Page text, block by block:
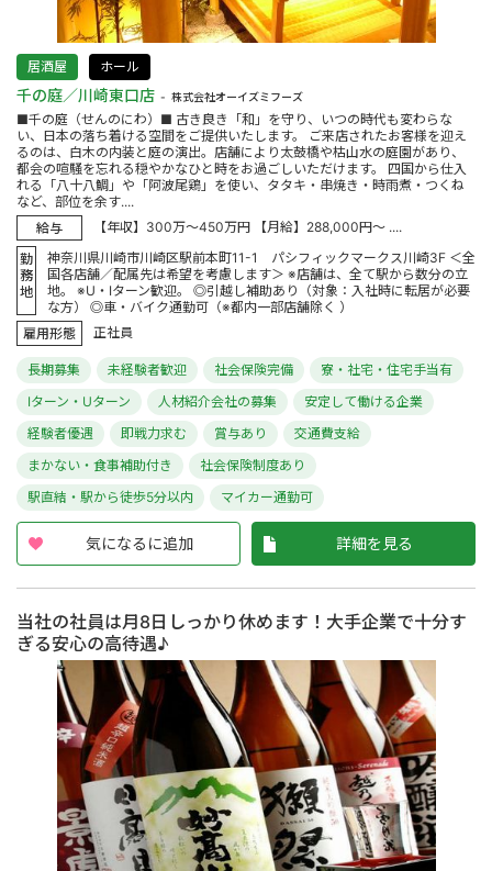
居酒屋 ホール
千の庭／川崎東口店 株式会社オーイズミフーズ
■千の庭（せんのにわ）■ 古き良き「和」を守り、いつの時代も変わらな
い、日本の落ち着ける空間をご提供いたします。 ご来店されたお客様を迎え
るのは、白木の内装と庭の演出。店舗により太鼓橋や枯山水の庭園があり、
都会の喧騒を忘れる穏やかなひと時をお過ごしいただけます。 四国から仕入
れる「八十八鯛」や「阿波尾鶏」を使い、タタキ・串焼き・時雨煮・つくね
など、部位を余す....
給与
【年収】300万～450万円 【月給】288,000円～ ....
勤
務
地
神奈川県川崎市川崎区駅前本町11-1 パシフィックマークス川崎3F ＜全
国各店舗／配属先は希望を考慮します＞ ※店舗は、全て駅から数分の立
地。 ※U・Iターン歓迎。 ◎引越し補助あり（対象：入社時に転居が必要
な方） ◎車・バイク通勤可（※都内一部店舗除く ）
雇用形態
正社員
長期募集 未経験者歓迎 社会保険完備
寮・社宅・住宅手当有
Iターン・Uターン
人材紹介会社の募集
安定して働ける企業
経験者優遇
即戦力求む 賞与あり
交通費支給
まかない・食事補助付き
社会保険制度あり
駅直結・駅から徒歩5分以内
マイカー通勤可
気になるに追加 詳細を見る
当社の社員は月8日しっかり休めます！大手企業で十分す
ぎる安心の高待遇♪